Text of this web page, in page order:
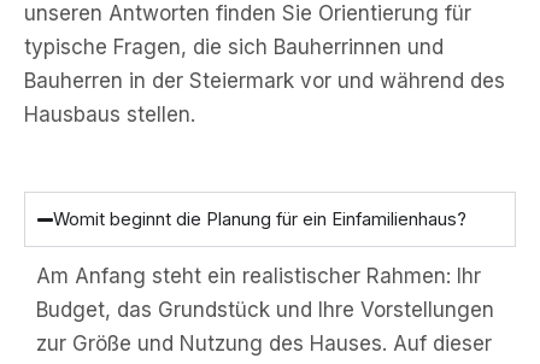
unseren Antworten finden Sie Orientierung für
typische Fragen, die sich Bauherrinnen und
Bauherren in der Steiermark vor und während des
Hausbaus stellen.
Womit beginnt die Planung für ein Einfamilienhaus?
Am Anfang steht ein realistischer Rahmen: Ihr
Budget, das Grundstück und Ihre Vorstellungen
zur Größe und Nutzung des Hauses. Auf dieser